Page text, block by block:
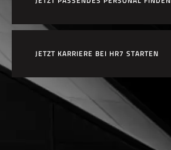
JETZT KARRIERE BEI HR7 STARTEN